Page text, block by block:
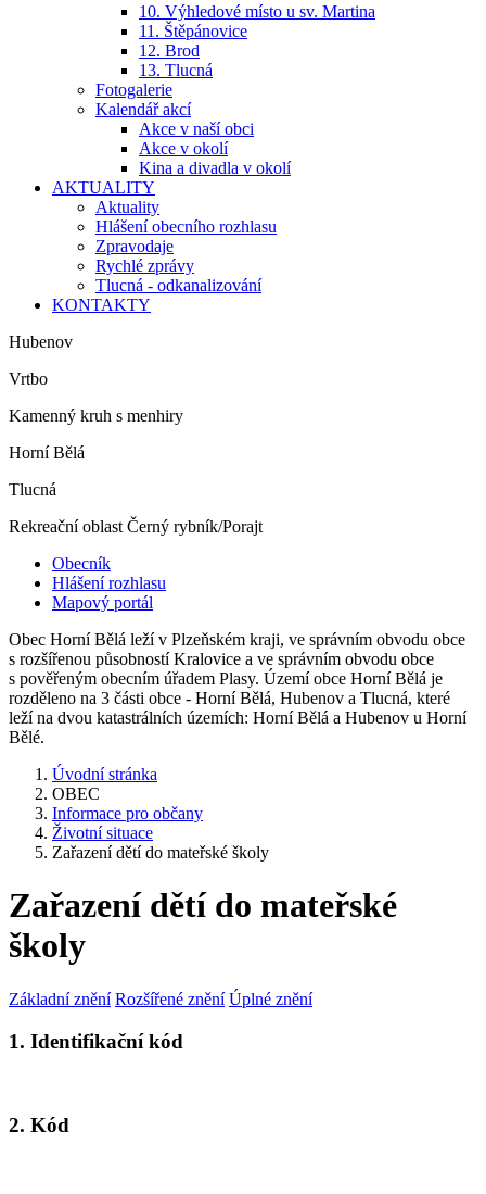
10. Výhledové místo u sv. Martina
11. Štěpánovice
12. Brod
13. Tlucná
Fotogalerie
Kalendář akcí
Akce v naší obci
Akce v okolí
Kina a divadla v okolí
AKTUALITY
Aktuality
Hlášení obecního rozhlasu
Zpravodaje
Rychlé zprávy
Tlucná - odkanalizování
KONTAKTY
Hubenov
Vrtbo
Kamenný kruh s menhiry
Horní Bělá
Tlucná
Rekreační oblast Černý rybník/Porajt
Obecník
Hlášení rozhlasu
Mapový portál
Obec Horní Bělá leží v Plzeňském kraji, ve správním obvodu obce
s rozšířenou působností Kralovice a ve správním obvodu obce
s pověřeným obecním úřadem Plasy. Území obce Horní Bělá je
rozděleno na 3 části obce - Horní Bělá, Hubenov a Tlucná, které
leží na dvou katastrálních územích: Horní Bělá a Hubenov u Horní
Bělé.
Úvodní stránka
OBEC
Informace pro občany
Životní situace
Zařazení dětí do mateřské školy
Zařazení dětí do mateřské
školy
Základní znění Rozšířené znění Úplné znění
1. Identifikační kód
2. Kód